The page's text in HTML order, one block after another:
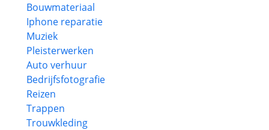
Bouwmateriaal
Iphone reparatie
Muziek
Pleisterwerken
Auto verhuur
Bedrijfsfotografie
Reizen
Trappen
Trouwkleding